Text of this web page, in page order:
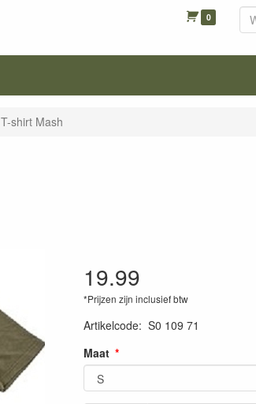
0
T-shirt Mash
19.99
*Prijzen zijn inclusief btw
Artikelcode: S0 109 71
Maat